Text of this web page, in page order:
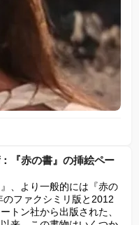
『赤の書』の挿絵ペー
、より一般的には『赤の
ファクシミリ版と2012
トン社から出版された、